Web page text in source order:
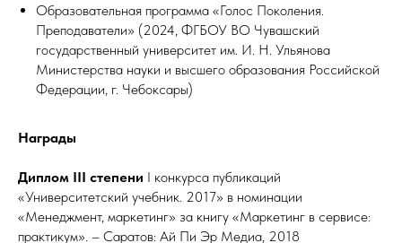
Образовательная программа «Голос Поколения.
Преподаватели» (2024, ФГБОУ ВО Чувашский
государственный университет им. И. Н. Ульянова
Министерства науки и высшего образования Российской
Федерации, г. Чебоксары)
Награды
Диплом III степени I конкурса публикаций
«Университетский учебник. 2017» в номинации
«Менеджмент, маркетинг» за книгу «Маркетинг в сервисе:
практикум». – Саратов: Ай Пи Эр Медиа, 2018